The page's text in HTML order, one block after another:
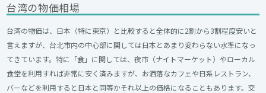
台湾の物価相場
台湾の物価は、日本（特に東京）と比較すると全体的に2割から3割程度安いと
言えますが、台北市内の中心部に関しては日本とあまり変わらない水準になっ
てきています。特に「食」に関しては、夜市（ナイトマーケット）やローカル
食堂を利用すれば非常に安く済みますが、お洒落なカフェや日系レストラン、
バーなどを利用すると日本と同等かそれ以上の価格になることもあります。交